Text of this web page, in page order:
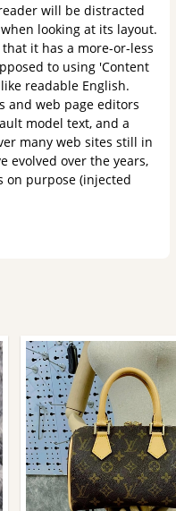
will be distracted
looking at its layout.
it has a more-or-less
to using 'Content
readable English.
and web page editors
model text, and a
many web sites still in
evolved over the years,
on purpose (injected